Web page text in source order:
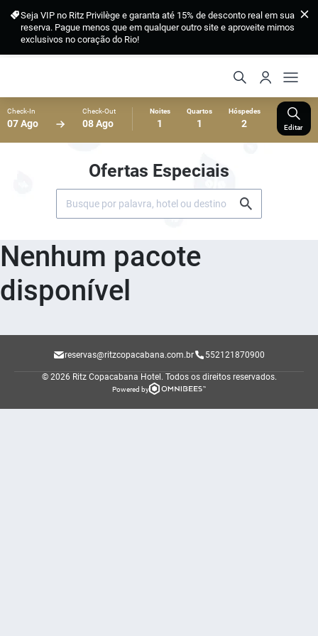
Seja VIP no Ritz Privilège e garanta até 15% de desconto real em sua
reserva. Pague menos que em qualquer outro site e aproveite mimos
exclusivos no coração do Rio!
Check-In
07 Ago
Check-Out
08 Ago
Noites
1
Quartos
1
Hóspedes
2 Editar
Ofertas Especiais
Nenhum pacote
disponível
reservas@ritzcopacabana.com.br 552121870900
© 2026 Ritz Copacabana Hotel. Todos os direitos reservados.
Powered by